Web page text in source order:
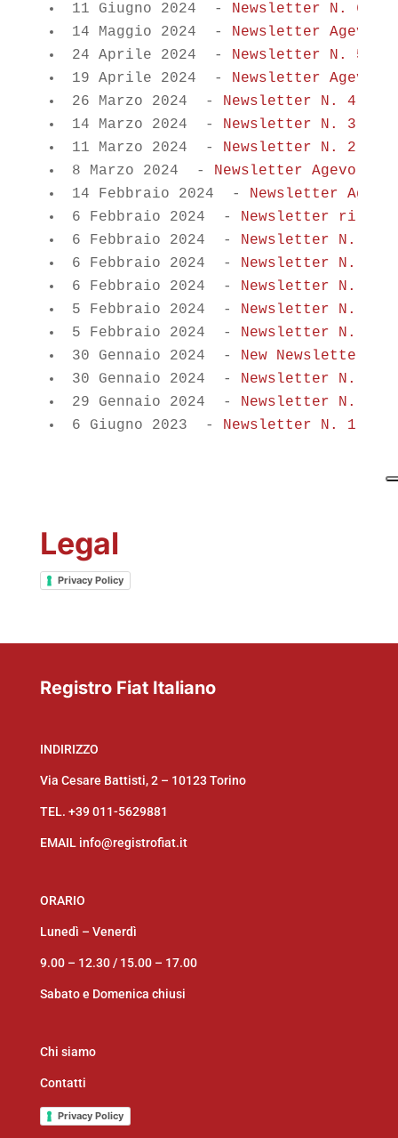
11 Giugno 2024
-
Newsletter N. 6 -
14 Maggio 2024
-
Newsletter
24 Aprile 2024
-
Newsletter N. 5 -
19 Aprile 2024
-
Newsletter
26 Marzo 2024
-
Newsletter N. 4 -
14 Marzo 2024
-
Newsletter N. 3 -
11 Marzo 2024
-
Newsletter N. 2 -
8 Marzo 2024
-
Newsletter
14 Febbraio 2024
-
Newsletter
6 Febbraio 2024
-
Newsletter
6 Febbraio 2024
-
Newsletter N. 19 -
6 Febbraio 2024
-
Newsletter N. 18 -
6 Febbraio 2024
-
5 Febbraio 2024
-
Newsletter N. 15
5 Febbraio 2024
-
Newsletter N. 14
30 Gennaio 2024
-
New Newsletter
30 Gennaio 2024
-
Newsletter N. 5 -
29 Gennaio 2024
-
Newsletter N. 2 -
6 Giugno 2023
- Newsletter N. 1
Legal
Privacy Policy
Registro Fiat Italiano
INDIRIZZO
Via Cesare Battisti, 2 – 10123 Torino
TEL. +39 011-5629881
EMAIL info@registrofiat.it
ORARIO
Lunedì – Venerdì
9.00 – 12.30 / 15.00 – 17.00
Sabato e Domenica chiusi
Chi siamo
Contatti
Privacy Policy